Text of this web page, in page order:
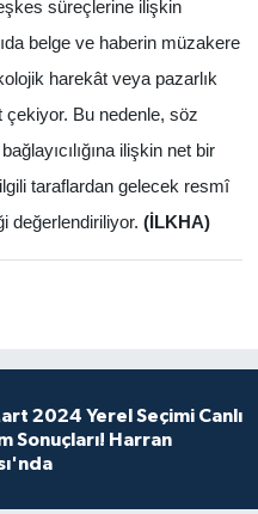
süreçlerine ilişkin
belge ve haberin müzakere
harekât veya pazarlık
çekiyor. Bu nedenle, söz
ilişkin net bir
taraflardan gelecek resmî
değerlendiriliyor. (İLKHA)
2024 Yerel Seçimi Canlı
Sonuçları! Harran